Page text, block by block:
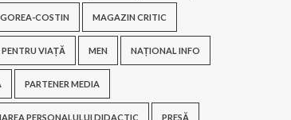
COSTIN MAGAZIN CRITIC
VIAȚĂ MEN NAȚIONAL INFO
PARTENER MEDIA
PERSONALULUI DIDACTIC PRESĂ